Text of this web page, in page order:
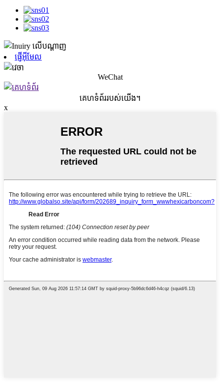
ផ្ញើអ៊ីមែល
WeChat
គេហទំព័ររបស់យើង។
x